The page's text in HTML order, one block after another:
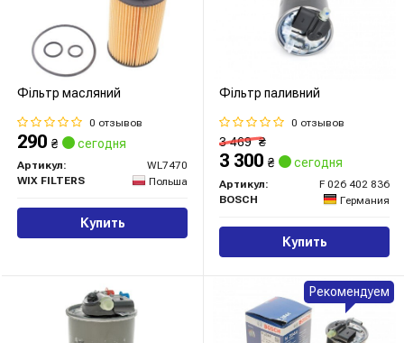
Фільтр масляний
0 отзывов
290 ₴ сегодня
Артикул:
WL7470
WIX FILTERS
Польша
Купить
Фільтр паливний
0 отзывов
3 469₴
3 300 ₴ сегодня
Артикул:
F 026 402 836
BOSCH
Германия
Купить
Рекомендуем